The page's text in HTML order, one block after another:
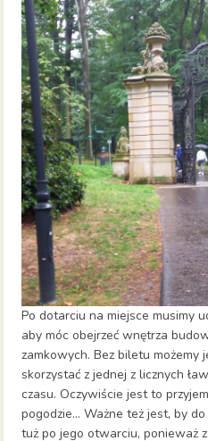
Po dotarciu na miejsce musimy
aby móc obejrzeć wnętrza
zamkowych. Bez biletu możemy
skorzystać z jednej z licznych
czasu. Oczywiście jest to
pogodzie… Ważne też jest, by
tuż po jego otwarciu, ponieważ